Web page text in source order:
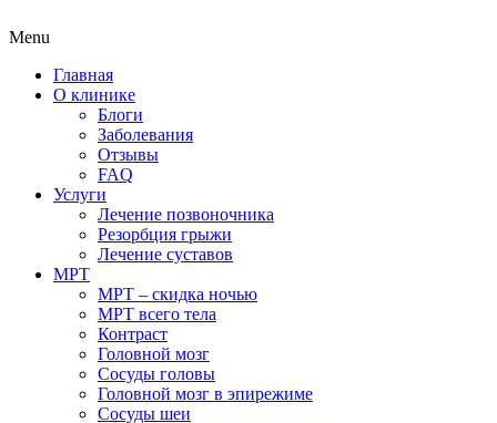
Menu
Главная
О клинике
Блоги
Заболевания
Отзывы
FAQ
Услуги
Лечение позвоночника
Резорбция грыжи
Лечение суставов
МРТ
МРТ – скидка ночью
МРТ всего тела
Контраст
Головной мозг
Сосуды головы
Головной мозг в эпирежиме
Сосуды шеи